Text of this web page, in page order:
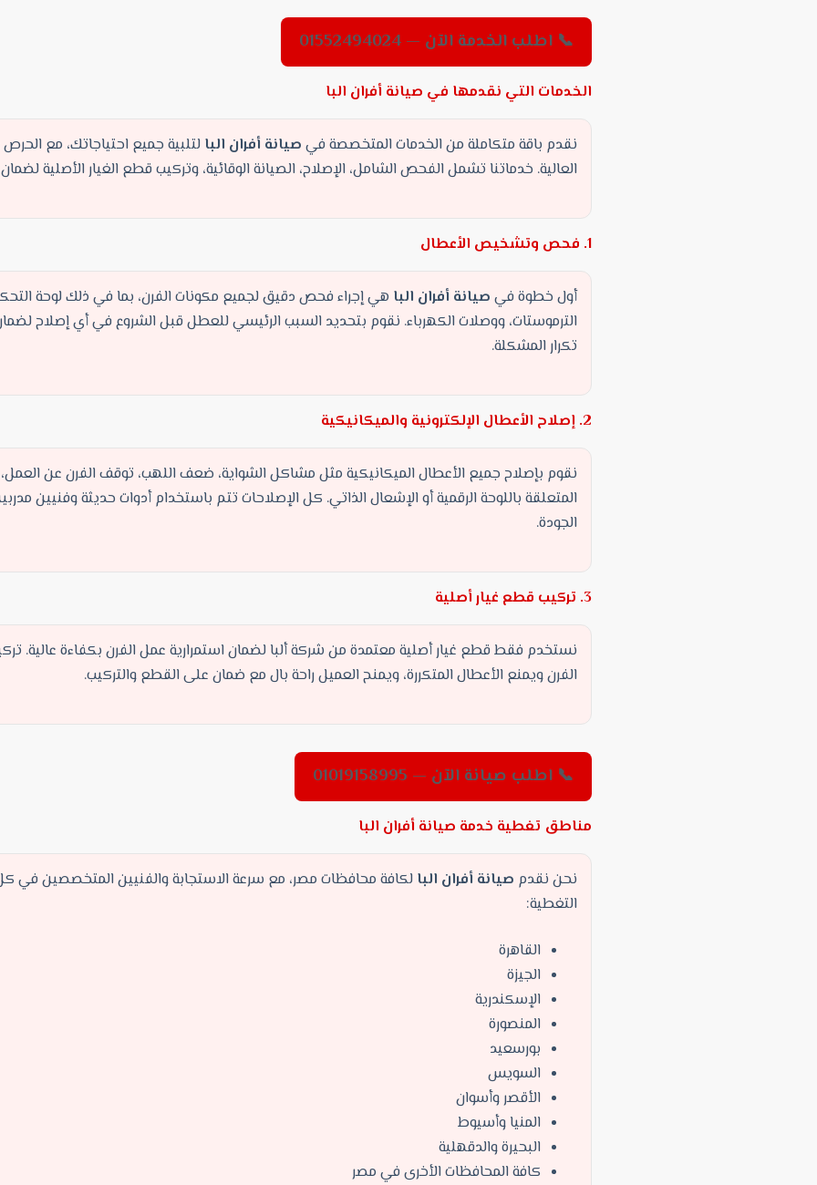
📞 اطلب الخدمة الآن — 01552494024
الخدمات التي نقدمها في صيانة أفران البا
نقدم باقة متكاملة من الخدمات المتخصصة في صيانة أفران البا لتلبية جميع احتياجاتك، مع
العالية. خدماتنا تشمل الفحص الشامل، الإصلاح، الصيانة الوقائية، وتركيب قطع الغيار الأصلية لضمان
1. فحص وتشخيص الأعطال
أول خطوة في صيانة أفران البا هي إجراء فحص دقيق لجميع مكونات الفرن، بما في ذلك لوحة
الترموستات، ووصلات الكهرباء. نقوم بتحديد السبب الرئيسي للعطل قبل الشروع في أي إصلاح
تكرار المشكلة.
2. إصلاح الأعطال الإلكترونية والميكانيكية
نقوم بإصلاح جميع الأعطال الميكانيكية مثل مشاكل الشواية، ضعف اللهب، توقف الفرن عن العمل،
المتعلقة باللوحة الرقمية أو الإشعال الذاتي. كل الإصلاحات تتم باستخدام أدوات حديثة وفنيين
الجودة.
3. تركيب قطع غيار أصلية
نستخدم فقط قطع غيار أصلية معتمدة من شركة ألبا لضمان استمرارية عمل الفرن بكفاءة عالية.
الفرن ويمنع الأعطال المتكررة، ويمنح العميل راحة بال مع ضمان على القطع والتركيب.
📞 اطلب صيانة الآن — 01019158995
مناطق تغطية خدمة صيانة أفران البا
نحن نقدم صيانة أفران البا لكافة محافظات مصر، مع سرعة الاستجابة والفنيين المتخصصين
التغطية:
القاهرة
الجيزة
الإسكندرية
المنصورة
بورسعيد
السويس
الأقصر وأسوان
المنيا وأسيوط
البحيرة والدقهلية
كافة المحافظات الأخرى في مصر